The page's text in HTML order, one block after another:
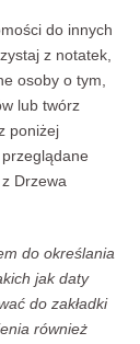
do innych
z notatek,
osoby o tym,
lub twórz
poniżej
Drzewa
do określania
jak daty
do zakładki
również